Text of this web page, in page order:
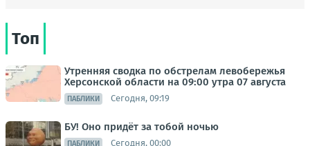
Топ
Утренняя сводка по обстрелам левобережья
Херсонской области на 09:00 утра 07 августа
ПАБЛИКИ Сегодня, 09:19
БУ! Оно придёт за тобой ночью
ПАБЛИКИ Сегодня, 00:00